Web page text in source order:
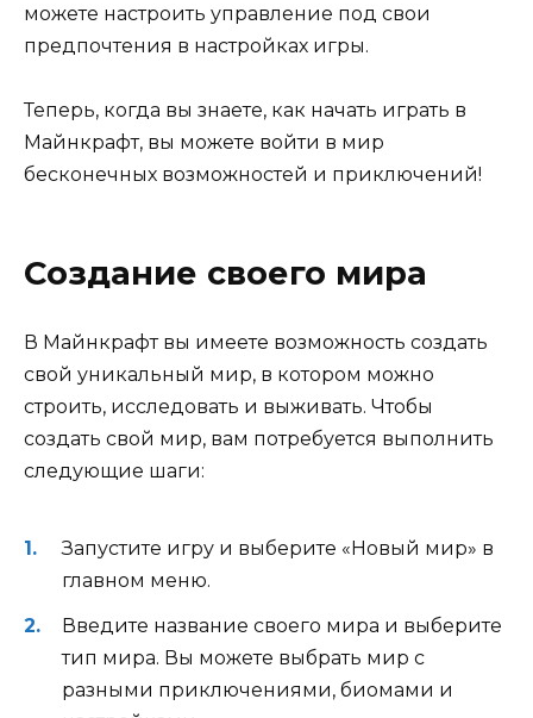
можете настроить управление под свои
предпочтения в настройках игры.
Теперь, когда вы знаете, как начать играть в
Майнкрафт, вы можете войти в мир
бесконечных возможностей и приключений!
Создание своего мира
В Майнкрафт вы имеете возможность создать
свой уникальный мир, в котором можно
строить, исследовать и выживать. Чтобы
создать свой мир, вам потребуется выполнить
следующие шаги:
Запустите игру и выберите «Новый мир» в
главном меню.
Введите название своего мира и выберите
тип мира. Вы можете выбрать мир с
разными приключениями, биомами и